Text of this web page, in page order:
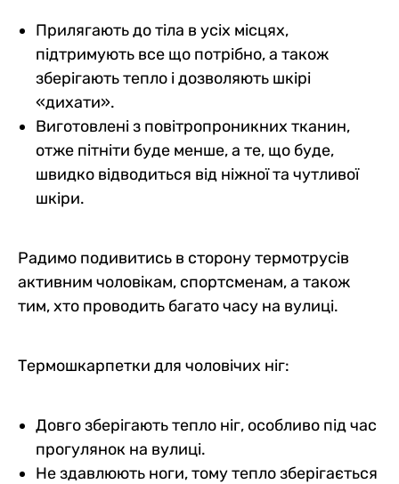
Прилягають до тіла в усіх місцях,
підтримують все що потрібно, а також
зберігають тепло і дозволяють шкірі
«дихати».
Виготовлені з повітропроникних тканин,
отже пітніти буде менше, а те, що буде,
швидко відводиться від ніжної та чутливої
шкіри.
Радимо подивитись в сторону термотрусів
активним чоловікам, спортсменам, а також
тим, хто проводить багато часу на вулиці.
Термошкарпетки для чоловічих ніг:
Довго зберігають тепло ніг, особливо під час
прогулянок на вулиці.
Не здавлюють ноги, тому тепло зберігається